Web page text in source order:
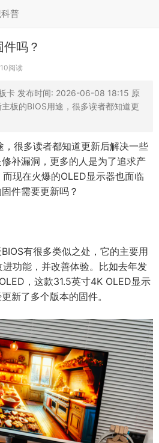
普
吗？
阅读
卡 发布时间: 2026-06-08 18:15 原
板的BIOS用途，很多读者都知道更
，很多读者都知道更新后解决一些
补漏洞，更多的人是为了追求产
现在火爆的OLED显示器也面临
件需要更新吗？
有很多类似之处，它的主要用
功能，并改善体验。比如去年发
，这款31.5英寸4K OLED显示
新了多个版本的固件。